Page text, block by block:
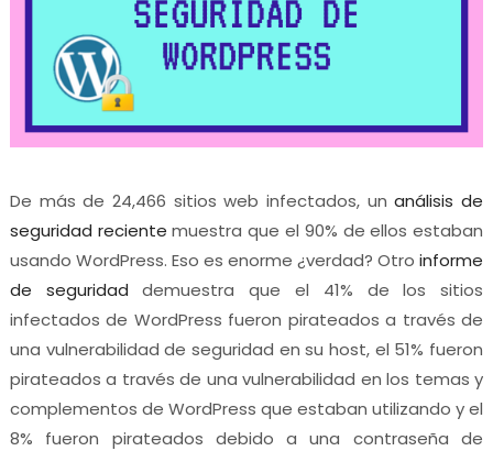
De más de 24,466 sitios web infectados, unanálisis de
seguridad reciente muestra que el 90% de ellos estaban
usando WordPress. Eso es enorme ¿verdad? Otroinforme
de seguridad demuestra que el 41% de los sitios
infectados de WordPress fueron pirateados a través de
una vulnerabilidad de seguridad en su host, el 51% fueron
pirateados a través de una vulnerabilidad en los temas y
complementos de WordPress que estaban utilizando y el
8% fueron pirateados debido a una contraseña de